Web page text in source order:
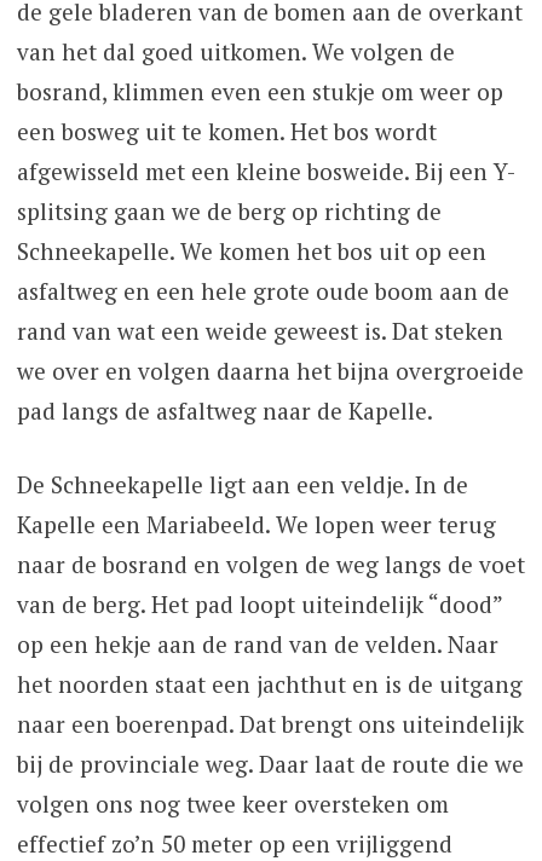
de gele bladeren van de bomen aan de overkant
van het dal goed uitkomen. We volgen de
bosrand, klimmen even een stukje om weer op
een bosweg uit te komen. Het bos wordt
afgewisseld met een kleine bosweide. Bij een Y-
splitsing gaan we de berg op richting de
Schneekapelle. We komen het bos uit op een
asfaltweg en een hele grote oude boom aan de
rand van wat een weide geweest is. Dat steken
we over en volgen daarna het bijna overgroeide
pad langs de asfaltweg naar de Kapelle.
De Schneekapelle ligt aan een veldje. In de
Kapelle een Mariabeeld. We lopen weer terug
naar de bosrand en volgen de weg langs de voet
van de berg. Het pad loopt uiteindelijk “dood”
op een hekje aan de rand van de velden. Naar
het noorden staat een jachthut en is de uitgang
naar een boerenpad. Dat brengt ons uiteindelijk
bij de provinciale weg. Daar laat de route die we
volgen ons nog twee keer oversteken om
effectief zo’n 50 meter op een vrijliggend